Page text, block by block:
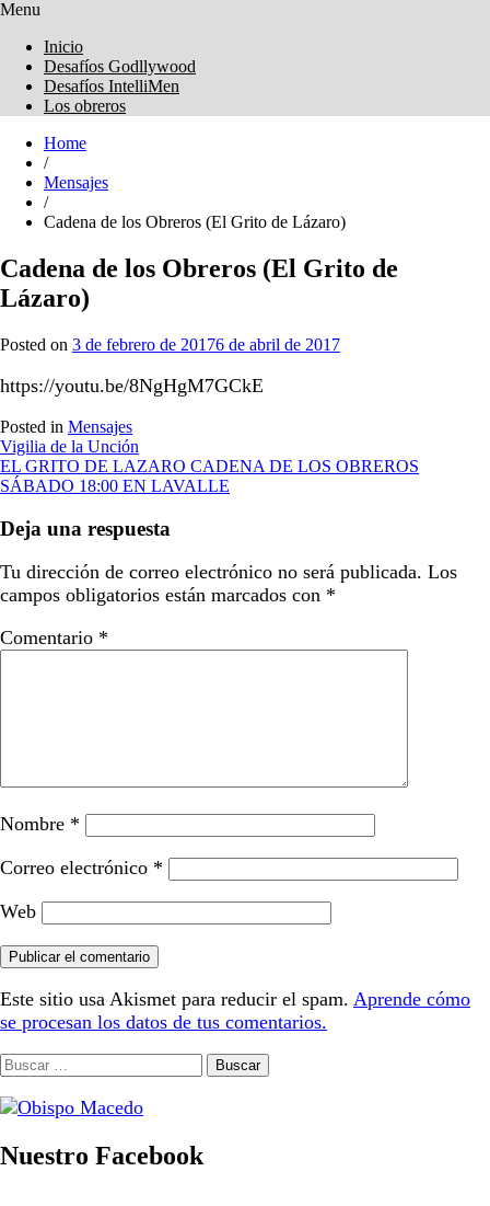
Obreros Universal
Menu
Inicio
Desafíos Godllywood
Desafíos IntelliMen
Los obreros
Home
/
Mensajes
/
Cadena de los Obreros (El Grito de Lázaro)
Cadena de los Obreros (El Grito de
Lázaro)
Posted on 3 de febrero de 20176 de abril de 2017
https://youtu.be/8NgHgM7GCkE
Posted in Mensajes
Navegación
de
Vigilia de la Unción
EL GRITO DE LAZARO CADENA DE LOS OBREROS
SÁBADO 18:00 EN LAVALLE
Deja una respuesta
Tu dirección de correo electrónico no será publicada. Los
campos obligatorios están marcados con *
Comentario *
Nombre *
Correo electrónico *
Web
Este sitio usa Akismet para reducir el spam. Aprende cómo
se procesan los datos de tus comentarios.
Buscar:
Nuestro Facebook